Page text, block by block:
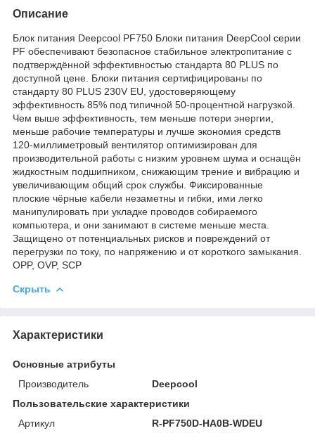
Описание
Блок питания Deepcool PF750 Блоки питания DeepCool серии
PF обеспечивают безопасное стабильное электропитание с
подтверждённой эффективностью стандарта 80 PLUS по
доступной цене. Блоки питания сертифицированы по
стандарту 80 PLUS 230V EU, удостоверяющему
эффективность 85% под типичной 50-процентной нагрузкой.
Чем выше эффективность, тем меньше потери энергии,
меньше рабочие температуры и лучше экономия средств
120-миллиметровый вентилятор оптимизирован для
производительной работы с низким уровнем шума и оснащён
жидкостным подшипником, снижающим трение и вибрацию и
увеличивающим общий срок службы. Фиксированные
плоские чёрные кабели незаметны и гибки, ими легко
манипулировать при укладке проводов собираемого
компьютера, и они занимают в системе меньше места.
Защищено от потенциальных рисков и повреждений от
перегрузки по току, по напряжению и от короткого замыкания.
OPP, OVP, SCP
Скрыть
Характеристики
Основные атрибуты
Производитель
Deepcool
Пользовательские характеристики
Артикул
R-PF750D-HA0B-WDEU